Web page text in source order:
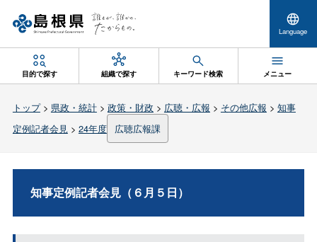
Language
目的で探す 組織で探す キーワード検索 メニュー
トップ> 県政・統計> 政策・財政 > 広聴・広報 > その他広報 > 知事
定例記者会見> 24年度 広聴広報課
知事定例記者会見（６月５日）